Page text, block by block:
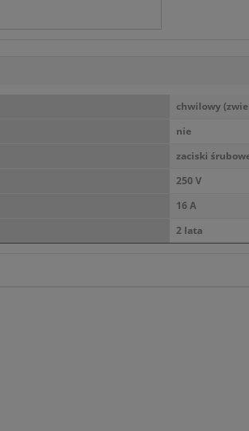
chwilowy
nie
zaciski
250 V
16 A
2 lata